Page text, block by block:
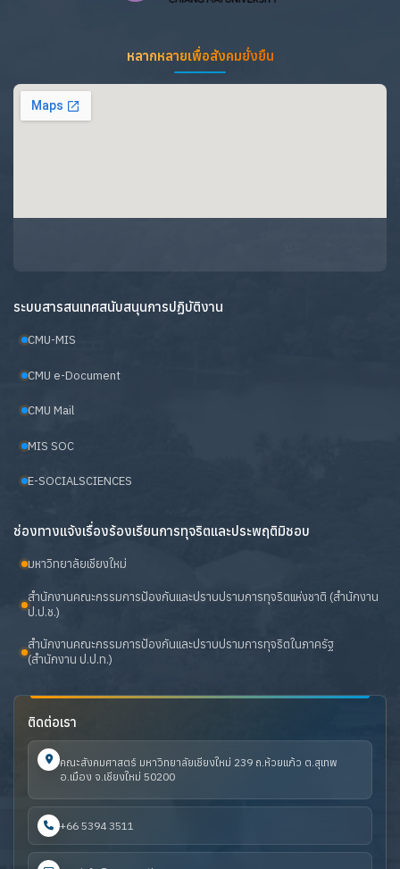
หลากหลายเพื่อสังคมยั่งยืน
ระบบสารสนเทศสนับสนุนการปฏิบัติงาน
CMU-MIS
CMU e-Document
CMU Mail
MIS SOC
E-SOCIALSCIENCES
ช่องทางแจ้งเรื่องร้องเรียนการทุจริตและประพฤติมิชอบ
มหาวิทยาลัยเชียงใหม่
สำนักงานคณะกรรมการป้องกันและปราบปรามการทุจริตแห่งชาติ (สำนักงาน
ป.ป.ช.)
สำนักงานคณะกรรมการป้องกันและปราบปรามการทุจริตในภาครัฐ
(สำนักงาน ป.ป.ท.)
ติดต่อเรา
คณะสังคมศาสตร์ มหาวิทยาลัยเชียงใหม่ 239 ถ.ห้วยแก้ว ต.สุเทพ
อ.เมือง จ.เชียงใหม่ 50200
+66 5394 3511